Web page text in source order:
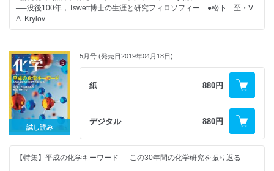
◆化学者のための哲学──哲学は化学を挑発する（19）懐疑的実在論への
◆化学ナンバープレイス
◆化学の本だな 書評・新刊紹介
◆化学掲示板（5月）
◆編集室から
──没後100年，Tswett博士の生涯と研究フィロソフィー ●松下 至・V.
A. Krylov
之・池本晃喜・孫 哲・佐藤宗太
★好評連載★
◆カガクへの視点 大学博物館へようこそ──研究者の視点に触れる場
所 ●塩瀬隆之
質量分析法の進歩と複雑な分子の分析──生体高分子の質量分析 ●廣
試し読み
5月号 (発売日2019年04月18日)
紙 880円
デジタル 880円
【特集】平成の化学キーワード──この30年間の化学研究を振り返る